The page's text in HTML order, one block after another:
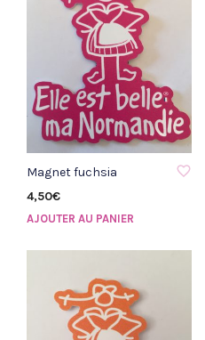
AJOUTER À LA LISTE D'ENVIE
Magnet fuchsia
4,50€
AJOUTER AU PANIER